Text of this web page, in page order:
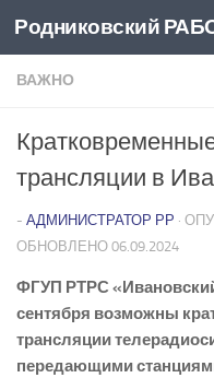
Перейти к
Родниковский
ВАЖНО
трансляции в
- АДМИНИСТРАТОР РР ·
ОБНОВЛЕНО 06.09.2024
ФГУП РТРС
сентября возможны
трансляции
передающими